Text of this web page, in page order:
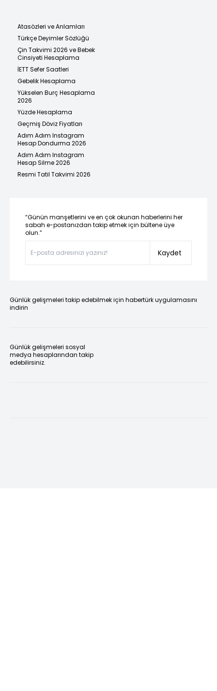
Atasözleri ve Anlamları
Türkçe Deyimler Sözlüğü
Çin Takvimi 2026 ve Bebek
Cinsiyeti Hesaplama
İETT Sefer Saatleri
Gebelik Hesaplama
Yükselen Burç Hesaplama
2026
Yüzde Hesaplama
Geçmiş Döviz Fiyatları
Adım Adım Instagram
Hesap Dondurma 2026
Adım Adım Instagram
Hesap Silme 2026
Resmi Tatil Takvimi 2026
“Günün manşetlerini ve en çok okunan haberlerini her
sabah e-postanızdan takip etmek için bültene üye
olun.”
Kaydet
Günlük gelişmeleri takip edebilmek için habertürk uygulamasını
indirin
Günlük gelişmeleri sosyal
medya hesaplarından takip
edebilirsiniz.